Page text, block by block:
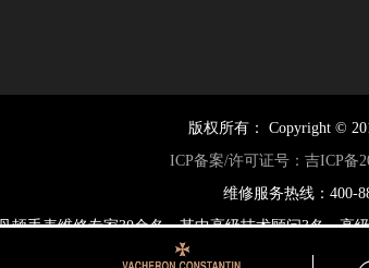
版权所有： Copyright ©
ICP备案/许可证号：吉ICP备
维修服务热线：400-
顿手表维修专家30余名，其中高级技术顾问3名、
一个世纪以来,劳力士凭借卓越性能,显赫风格及创新技